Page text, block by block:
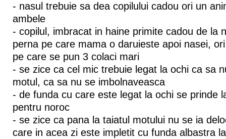
- nasul trebuie sa dea copilului cadou ori un
ambele
- copilul, imbracat in haine primite cadou de la
perna pe care mama o daruieste apoi nasei,
pe care se pun 3 colaci mari
- se zice ca cel mic trebuie legat la ochi ca sa
motul, ca sa nu se imbolnaveasca
- de funda cu care este legat la ochi se prinde
pentru noroc
- se zice ca pana la taiatul motului nu se ia
care in acea zi este impletit cu funda albastra